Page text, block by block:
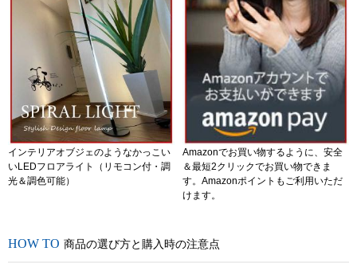
インテリアオブジェのようなかっこい
いLEDフロアライト（リモコン付・調
光＆調色可能）
Amazonでお買い物するように、安全
＆最短2クリックでお買い物できま
す。Amazonポイントもご利用いただ
けます。
商品の選び方と購入時の注意点